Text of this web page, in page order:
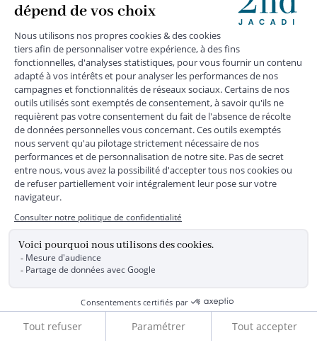
Ajouter au panier
SERVICE CLIENTS
SUIVEZ-NOUS
MENTIONS LÉGALES|CGU|CGV|COOKIES|
DONNÉES PERSONNELLES
Livraison express gratuite en point relais dès 59 € et à domicile dès 150
€ vers la France Métropolitaine
Les données collectées par la société JACADI, responsable
du traitement, sont nécessaires à l'envoi de newsletters, à la
de votre commande, ainsi que pour le suivi de votre
adhésion au programme fidélité. Conformément au
protection des données personnelles, vous bénéficiez d'un
droit d'accès, d'édiction des directives anticipées, de
rectification, d'opposition, d'effacement, de portabilité ou de